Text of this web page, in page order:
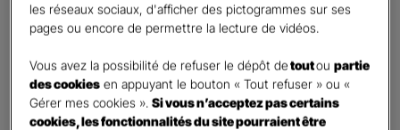
Non
Madame
Monsieur
les réseaux sociaux, d'afficher des pictogrammes sur ses
pages ou encore de permettre la lecture de vidéos.
Vous avez la possibilité de refuser le dépôt detoutoupartie
des cookies en appuyant le bouton « Tout refuser » ou «
Gérer mes cookies ».Si vous n’acceptez pas certains
cookies, les fonctionnalités du site pourraient être